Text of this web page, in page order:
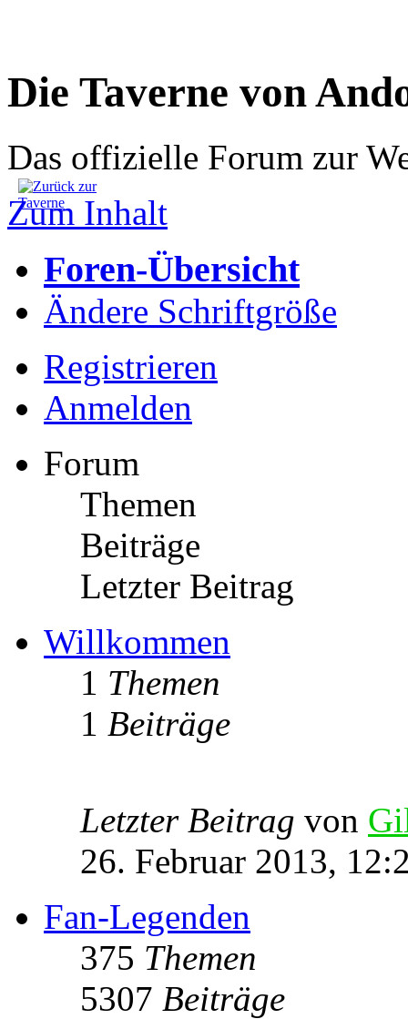
Die Taverne von
Das offizielle Forum zur
Zum Inhalt
Foren-Übersicht
Ändere Schriftgröße
Registrieren
Anmelden
Forum
Themen
Beiträge
Letzter Beitrag
Willkommen
1 Themen
1 Beiträge
Letzter Beitrag von
26. Februar 2013,
Fan-Legenden
375 Themen
5307 Beiträge